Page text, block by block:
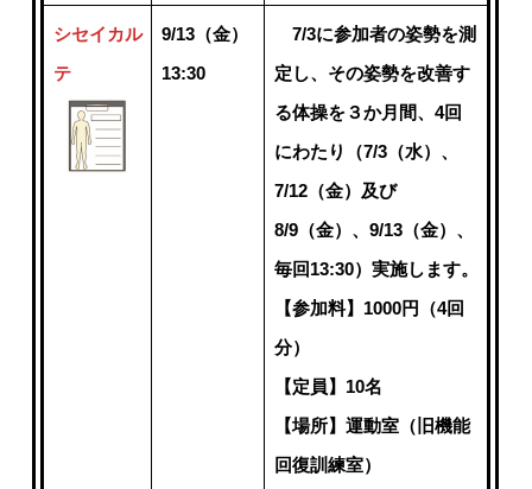
シセイカル
テ
9/13（金）
13:30
7/3に参加者の姿勢を測
定し、その姿勢を改善す
る体操を３か月間、4回
にわたり（7/3（水）、
7/12（金）及び
8/9（金）、9/13（金）、
毎回13:30）実施します。
【参加料】1000円（4回
分）
【定員】10名
【場所】運動室（旧機能
回復訓練室）